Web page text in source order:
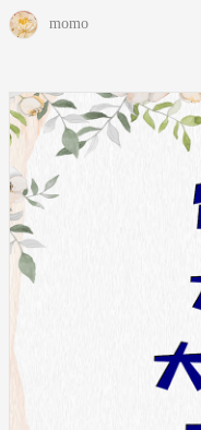
momo